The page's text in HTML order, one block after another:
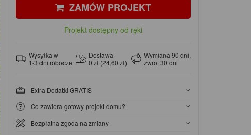
ZAMÓW PROJEKT
Projekt dostępny od ręki
Wysyłka w
1-3 dni robocze
Dostawa
0 zł (24,60 zł)
Wymiana 90 dni,
zwrot 30 dni
Extra Dodatki GRATIS
Co zawiera gotowy projekt domu?
Bezpłatna zgoda na zmiany